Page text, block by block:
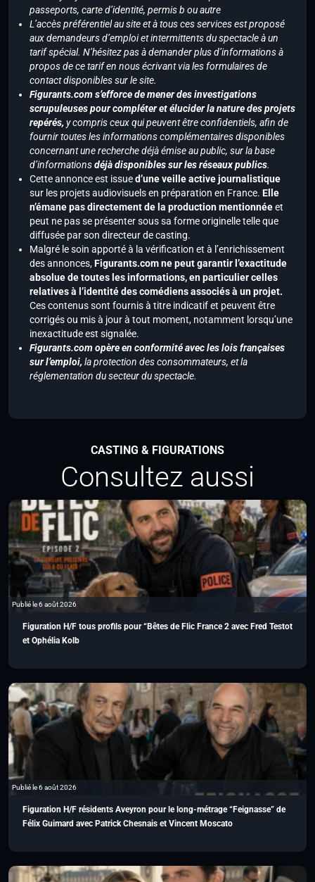
passeports, carte d’identité, permis b ou autre
L’accès préférentiel au site et à tous ces services est proposé
aux demandeurs d’emploi et intermittents du spectacle à un
tarif spécial. N’hésitez pas à demander plus d’informations à
propos de ce tarif en nous écrivant via les formulaires de
contact disponibles sur le site.
Figurants.com s’efforce de mener des investigations
scrupuleuses pour compléter et élucider la nature des projets
repérés, y compris ceux qui peuvent être confidentiels, afin de
fournir toutes les informations complémentaires disponibles
concernant une recherche déjà émise au public, sur la base
d’informationsdéjà disponibles sur les réseaux publics.
Cette annonce est issued’une veille active journalistique
sur les projets audiovisuels en préparation en France. Elle
n’émane pas directement de la production mentionnéeet
peut ne pas se présenter sous sa forme originelle telle que
diffusée par son directeur de casting.
Malgré le soin apporté à la vérification et à l’enrichissement
des annonces,Figurants.com ne peut garantir l’exactitude
absolue de toutes les informations, en particulier celles
relatives à l’identité des comédiens associés à un projet.
Ces contenus sont fournis à titre indicatif et peuvent être
corrigés ou mis à jour à tout moment, notamment lorsqu’une
inexactitude est signalée.
Figurants.com opère en conformité avec les lois françaises
sur l’emploi, la protection des consommateurs, et la
réglementation du secteur du spectacle.
CASTING & FIGURATIONS
Consultez aussi
Publié le 6 août 2026
Figuration H/F tous profils pour “Bêtes de Flic France 2 avec Fred Testot
et Ophélia Kolb
Publié le 6 août 2026
Figuration H/F résidents Aveyron pour le long-métrage “Feignasse” de
Félix Guimard avec Patrick Chesnais et Vincent Moscato